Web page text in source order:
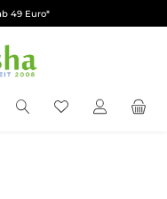
49 Euro*
Du hast 0